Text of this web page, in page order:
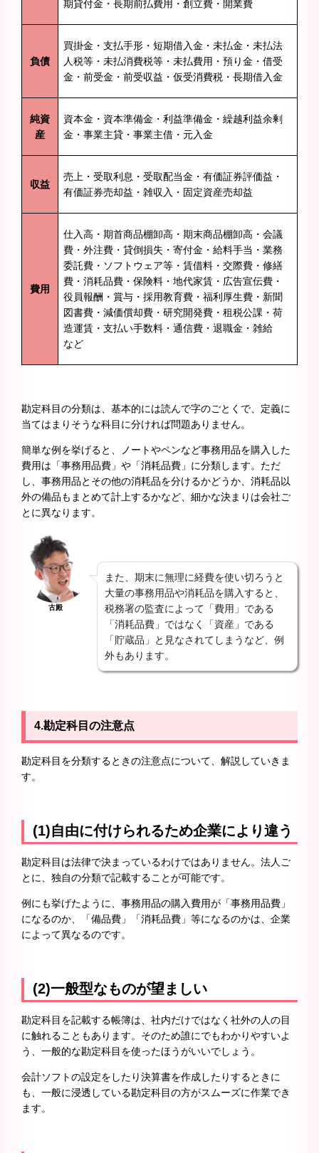
期貸付金・長期前払費用・創立費・開業費
負債
買掛金・支払手形・短期借入金・未払金・未払法
人税等・未払消費税等・未払費用・預り金・借受
金・前受金・前受収益・仮受消費税・長期借入金
純資
産
資本金・資本準備金・利益準備金・繰越利益余剰
金・事業主貸・事業主借・元入金
収益
売上・受取利息・受取配当金・有価証券評価益・
有価証券売却益・雑収入・固定資産売却益
費用
仕入高・期首商品棚卸高・期末商品棚卸高・会議
費・外注費・貸倒損失・寄付金・給料手当・業務
委託費・ソフトウェア等・賃借料・交際費・修繕
費・消耗品費・保険料・地代家賃・広告宣伝費・
役員報酬・賞与・採用教育費・福利厚生費・新聞
図書費・減価償却費・研究開発費・租税公課・荷
造運賃・支払い手数料・通信費・退職金・雑給
など
勘定科目の分類は、基本的には読んで字のごとくで、定義に
当てはまりそうな科目に分ければ問題ありません。
簡単な例を挙げると、ノートやペンなど事務用品を購入した
費用は「事務用品費」や「消耗品費」に分類します。ただ
し、事務用品とその他の消耗品を分けるかどうか、消耗品以
外の備品もまとめて計上するかなど、細かな決まりは会社ご
とに異なります。
古殿
また、期末に無理に経費を使い切ろうと
大量の事務用品や消耗品を購入すると、
税務署の監査によって「費用」である
「消耗品費」ではなく「資産」である
「貯蔵品」と見なされてしまうなど、例
外もあります。
4.勘定科目の注意点
勘定科目を分類するときの注意点について、解説していきま
す。
(1)自由に付けられるため企業により違う
勘定科目は法律で決まっているわけではありません。法人ご
とに、独自の分類で記載することが可能です。
例にも挙げたように、事務用品の購入費用が「事務用品費」
になるのか、「備品費」「消耗品費」等になるのかは、企業
によって異なるのです。
(2)一般型なものが望ましい
勘定科目を記載する帳簿は、社内だけではなく社外の人の目
に触れることもあります。そのため誰にでもわかりやすいよ
う、一般的な勘定科目を使ったほうがいいでしょう。
会計ソフトの設定をしたり決算書を作成したりするときに
も、一般に浸透している勘定科目の方がスムーズに作業でき
ます。